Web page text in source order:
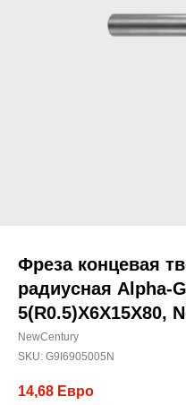
Фреза концевая
радиусная Alpha-
5(R0.5)X6X15X80,
NewCentury
SKU: G9I6905005N
14,68 Евро